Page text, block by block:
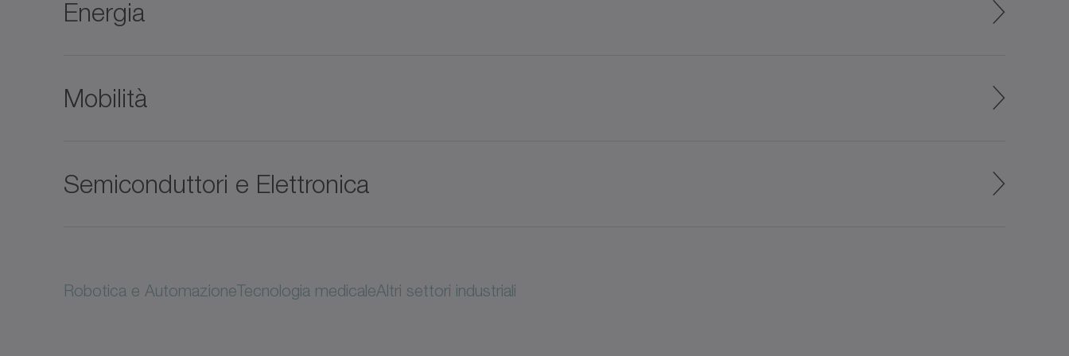
Energia
Mobilità
Semiconduttori e Elettronica
Robotica e AutomazioneTecnologia medicaleAltri settori industriali